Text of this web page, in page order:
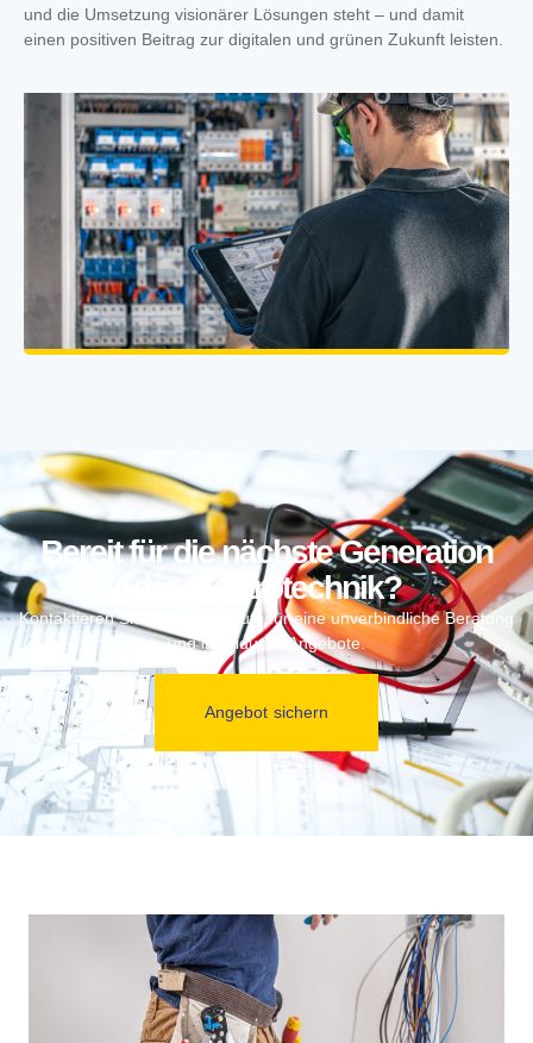
und die Umsetzung visionärer Lösungen steht – und damit
einen positiven Beitrag zur digitalen und grünen Zukunft leisten.
Bereit für die nächste Generation
der Elektrotechnik?
Kontaktieren Sie uns noch heute für eine unverbindliche Beratung
und individuelle Angebote.
Angebot sichern